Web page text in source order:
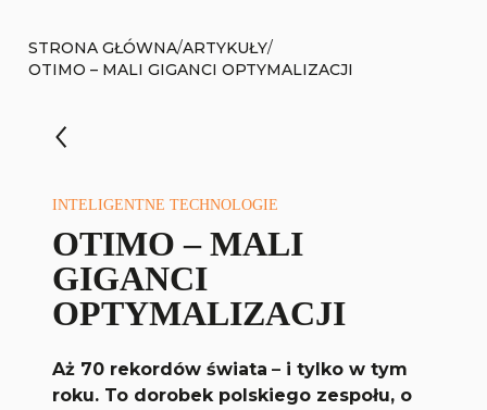
STRONA GŁÓWNA/ARTYKUŁY/
OTIMO – MALI GIGANCI OPTYMALIZACJI
INTELIGENTNE TECHNOLOGIE
OTIMO – MALI
GIGANCI
OPTYMALIZACJI
Aż 70 rekordów świata – i tylko w tym
roku. To dorobek polskiego zespołu, o